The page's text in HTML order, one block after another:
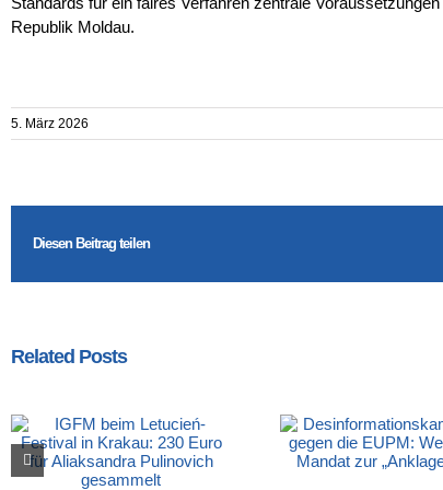
Republik Moldau.
5. März 2026
Diesen Beitrag teilen
Related Posts